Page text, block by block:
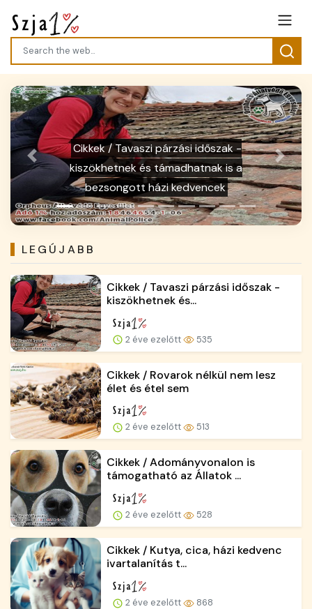
Cikkek / Rovarok nélkül nem lesz élet és
étel sem
Previous Next
LEGÚJABB
Cikkek / Tavaszi párzási időszak -
kiszökhetnek és...
2 éve ezelőtt 535
Cikkek / Rovarok nélkül nem lesz
élet és étel sem
2 éve ezelőtt 513
Cikkek / Adományvonalon is
támogatható az Állatok ...
2 éve ezelőtt 528
Cikkek / Kutya, cica, házi kedvenc
ivartalanítás t...
2 éve ezelőtt 868